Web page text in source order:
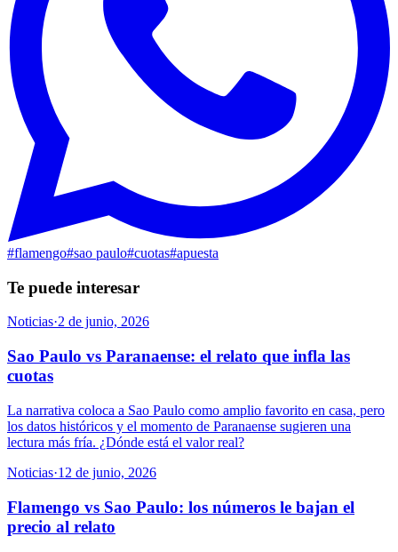
#flamengo#sao paulo#cuotas#apuesta
Te puede interesar
Noticias·2 de junio, 2026
Sao Paulo vs Paranaense: el relato que infla las
cuotas
La narrativa coloca a Sao Paulo como amplio favorito en casa, pero
los datos históricos y el momento de Paranaense sugieren una
lectura más fría. ¿Dónde está el valor real?
Noticias·12 de junio, 2026
Flamengo vs Sao Paulo: los números le bajan el
precio al relato